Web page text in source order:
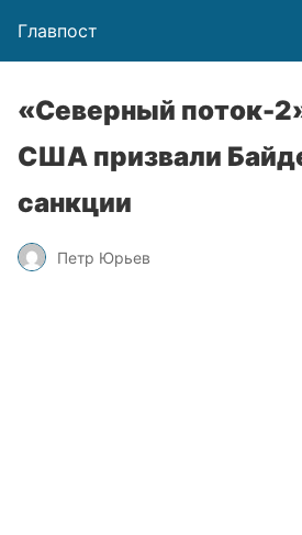
Главпост
«Северный поток-
США призвали
санкции
Петр Юрьев